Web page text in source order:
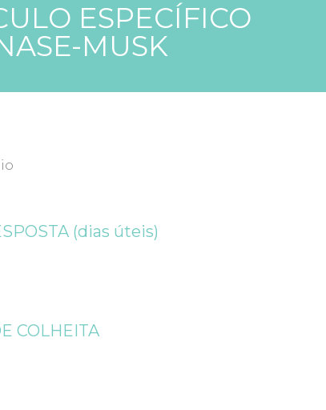
ESPECÍFICO
MUSK
(dias úteis)
COLHEITA